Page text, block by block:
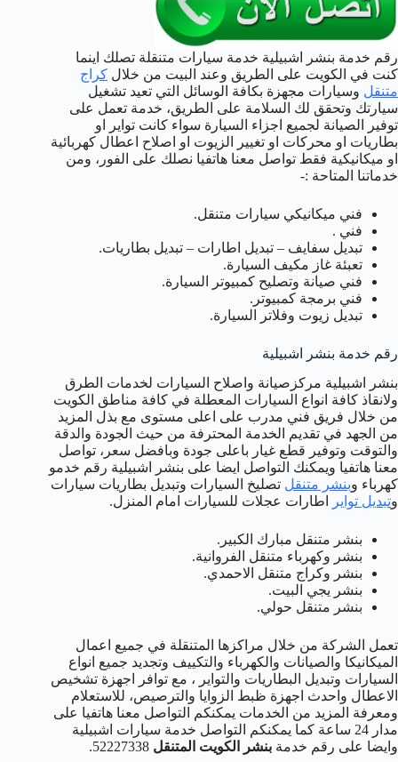
رقم خدمة بنشر اشبيلية خدمة سيارات متنقلة تصلك اينما
كنت في الكويت على الطريق وعند البيت من خلال كراج
متنقل وسيارات مجهزة بكافة الوسائل التي تعيد تشغيل
سيارتك وتحقق لك السلامة على الطريق، خدمة تعمل على
توفير الصيانة لجميع اجزاء السيارة سواء كانت تواير او
بطاريات او محركات او تغيير الزيوت او اصلاح اعطال كهربائية
او ميكانيكية فقط تواصل معنا هاتفيا نصلك على الفور، ومن
خدماتنا المتاحة :-
فني ميكانيكي سيارات متنقل.
فني .
تبديل سفايف – تبديل اطارات – تبديل بطاريات.
تعبئة غاز مكيف السيارة.
فني صيانة وتصليح كمبيوتر السيارة.
فني برمجة كمبيوتر.
تبديل زيوت وفلاتر السيارة.
رقم خدمة بنشر اشبيلية
بنشر اشبيلية مركزصيانة واصلاح السيارات لخدمات الطرق
ولانقاذ كافة انواع السيارات المعطلة في كافة مناطق الكويت
من خلال فريق فني مدرب على اعلى مستوى مع بذل المزيد
من الجهد في تقديم الخدمة المحترفة من حيث الجودة والدقة
والتوقت وتوفير قطع غيار باعلى جودة وبافضل سعر، تواصل
معنا هاتفيا ويمكنك التواصل ايضا على بنشر اشبيلية رقم خدمو
كهرباء وبنشر متنقل تصليخ السيارات وتبديل بطاريات سيارات
وتبديل تواير اطارات عجلات للسيارات امام المنزل.
بنشر متنقل مبارك الكبير.
بنشر وكهرباء متنقل الفروانية.
بنشر وكراج متنقل الاحمدي.
بنشر يجي البيت.
بنشر متنقل حولي.
تعمل الشركة من خلال مراكزها المتنقلة في جميع اعمال
الميكانيكا والصيانات والكهرباء والتكييف وتجديد جميع انواع
السيارات وتبديل البطاريات والتواير ، مع توافر اجهزة تشخيص
الاعطال واحدث اجهزة ظبط الزوايا والترصيص، للاستعلام
ومعرفة المزيد من الخدمات يمكنكم التواصل معنا هاتفيا على
مدار 24 ساعة كما يمكنكم التواصل خدمة سيارات اشبيلية
وايضا على رقم خدمة بنشر الكويت المتنقل